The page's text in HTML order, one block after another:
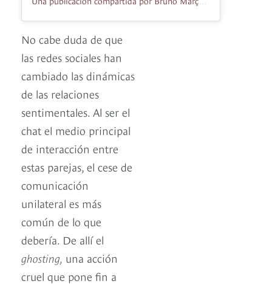
No cabe duda de que
las redes sociales han
cambiado las dinámicas
de las relaciones
sentimentales. Al ser el
chat el medio principal
de interacción entre
estas parejas, el cese de
comunicación
unilateral es más
común de lo que
debería. De allí el
ghosting, una acción
cruel que pone fin a